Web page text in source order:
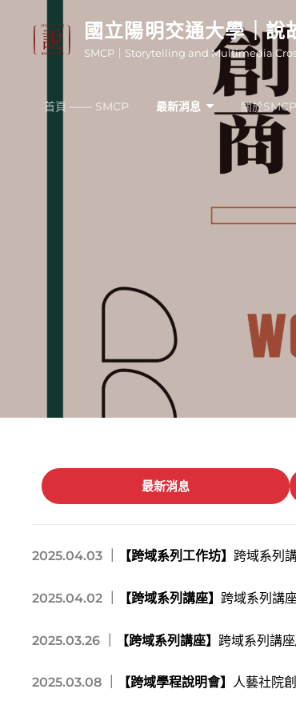
content
國立陽明交通大學｜
SMCP｜Storytelling and Multimedia
首頁 —— SMCP 最新消息 關於SMCP
最新消息
2025.04.03 ｜ 【跨域系列工作坊】 跨域系列
2025.04.02 ｜ 【跨域系列講座】 跨域系列講
2025.03.26 ｜ 【跨域系列講座】 跨域系列講
2025.03.08 ｜ 【跨域學程說明會】 人藝社院